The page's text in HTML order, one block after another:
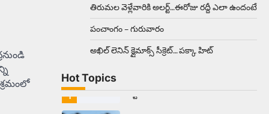
తిరుమల వెళ్లేవారికి అలర్ట్‌…ఈరోజు రద్దీ ఎలా ఉందంటే
పంచాంగం – గురువారం
అఖిల్‌ లెనిన్ క్లైమాక్స్‌ సీక్రెట్‌… పక్కా హిట్‌
Hot Topics
1
అక్కడ ఆదివారం బట్టలు
ఉతికితే…జైలుకే
Balachander
13/06/2026
ఆదివారం వచ్చిందంటే చాలు
‘బట్టలు ఉతకడం’. వారం…